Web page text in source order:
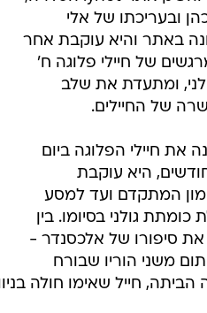
ובעריכתו של אלי
באתר והיא עוקבת אחר
של חיילי פלוגה ח'
גולני, ומתעדת את שלב
של החיילים.
את חיילי הפלוגה ביום
היא עוקבת
המתקדם ועד למסע
גולני בסיומו. בין
סיפורו של אלכסנדר -
משני הוריו שבורח
חייל שאימו חולה